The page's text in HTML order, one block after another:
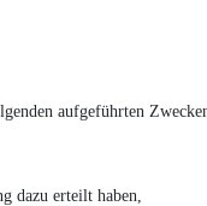
aufgeführten
dazu erteilt haben,